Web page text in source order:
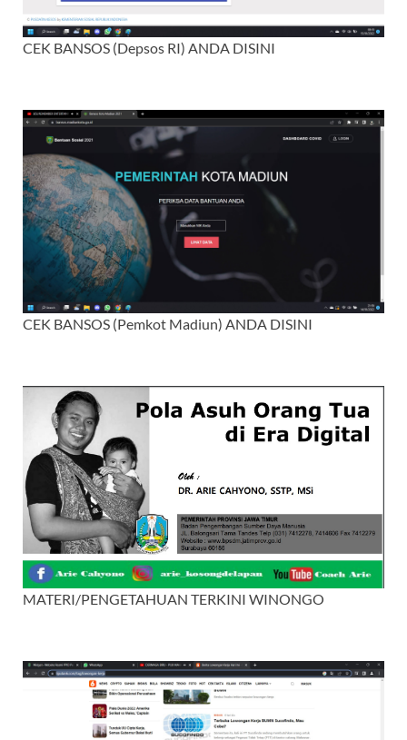
CEK BANSOS (Depsos RI) ANDA DISINI
CEK BANSOS (Pemkot Madiun) ANDA DISINI
MATERI/PENGETAHUAN TERKINI WINONGO